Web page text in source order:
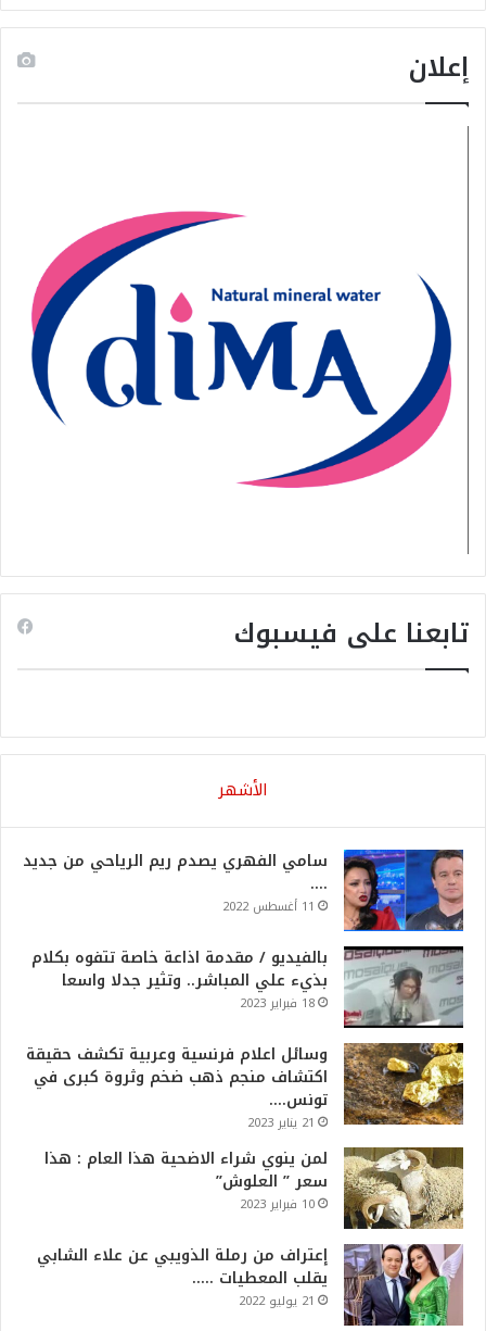
إعلان
تابعنا على فيسبوك
الأشهر
سامي الفهري يصدم ريم الرياحي من جديد
….
11 أغسطس 2022
بالفيديو / مقدمة اذاعة خاصة تتفوه بكلام
بذيء علي المباشر.. وتثير جدلا واسعا
18 فبراير 2023
وسائل اعلام فرنسية وعربية تكشف حقيقة
اكتشاف منجم ذهب ضخم وثروة كبرى في
تونس….
21 يناير 2023
لمن ينوي شراء الاضحية هذا العام : هذا
سعر ” العلوش”
10 فبراير 2023
إعتراف من رملة الذويبي عن علاء الشابي
يقلب المعطيات …..
21 يوليو 2022